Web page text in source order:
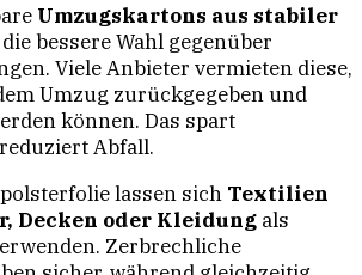
Umzugskartons aus stabiler
bessere Wahl gegenüber
Viele Anbieter vermieten diese,
Umzug zurückgegeben und
können. Das spart
Abfall.
lassen sich Textilien
Decken oder Kleidung als
Zerbrechliche